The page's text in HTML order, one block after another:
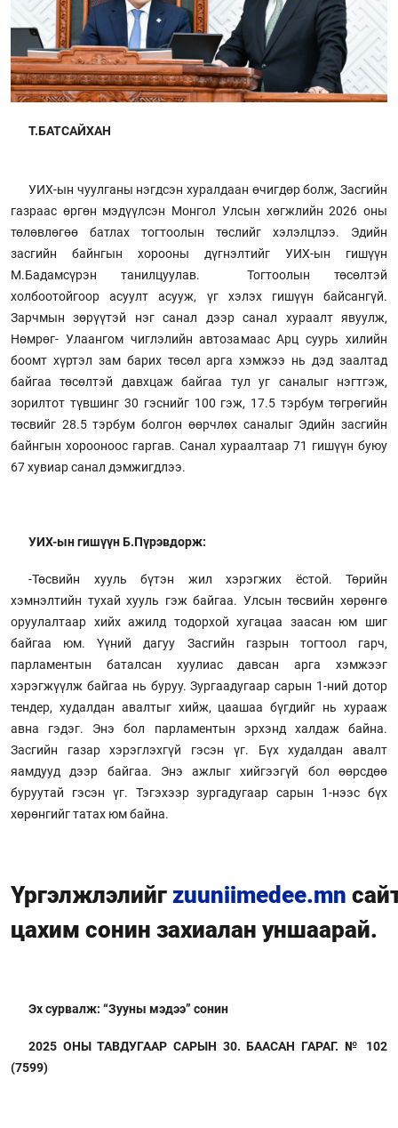
Т.БАТСАЙХАН
УИХ-ын чуулганы нэгдсэн хуралдаан өчигдөр болж, Засгийн
газраас өргөн мэдүүлсэн Монгол Улсын хөгжлийн 2026 оны
төлөвлөгөө батлах тогтоолын төслийг хэлэлцлээ. Эдийн
засгийн байнгын хорооны дүгнэлтийг УИХ-ын гишүүн
М.Бадамсүрэн танилцуулав. Тогтоолын төсөлтэй
холбоотойгоор асуулт асууж, үг хэлэх гишүүн байсангүй.
Зарчмын зөрүүтэй нэг санал дээр санал хураалт явуулж,
Нөмрөг- Улаангом чиглэлийн автозамаас Арц суурь хилийн
боомт хүртэл зам барих төсөл арга хэмжээ нь дэд заалтад
байгаа төсөлтэй давхцаж байгаа тул уг саналыг нэгтгэж,
зорилтот түвшинг 30 гэснийг 100 гэж, 17.5 тэрбум төгрөгийн
төсвийг 28.5 тэрбум болгон өөрчлөх саналыг Эдийн засгийн
байнгын хорооноос гаргав. Санал хураалтаар 71 гишүүн буюу
67 хувиар санал дэмжигдлээ.
УИХ-ын гишүүн Б.Пүрэвдорж:
-Төсвийн хууль бүтэн жил хэрэгжих ёстой. Төрийн
хэмнэлтийн тухай хууль гэж байгаа. Улсын төсвийн хөрөнгө
оруулалтаар хийх ажилд тодорхой хугацаа заасан юм шиг
байгаа юм. Үүний дагуу Засгийн газрын тогтоол гарч,
парламентын баталсан хуулиас давсан арга хэмжээг
хэрэгжүүлж байгаа нь буруу. Зургаадугаар сарын 1-ний дотор
тендер, худалдан авалтыг хийж, цаашаа бүгдийг нь хурааж
авна гэдэг. Энэ бол парламентын эрхэнд халдаж байна.
Засгийн газар хэрэглэхгүй гэсэн үг. Бүх худалдан авалт
яамдууд дээр байгаа. Энэ ажлыг хийгээгүй бол өөрсдөө
буруутай гэсэн үг. Тэгэхээр зургадугаар сарын 1-нээс бүх
хөрөнгийг татах юм байна.
Үргэлжлэлийг zuuniimedee.mn
цахим сонин захиалан уншаарай.
Эх сурвалж: “Зууны мэдээ” сонин
2025 ОНЫ ТАВДУГААР САРЫН 30. БААСАН ГАРАГ. № 102
(7599)